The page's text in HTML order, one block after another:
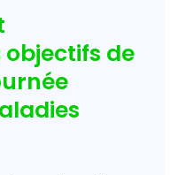
objectifs de